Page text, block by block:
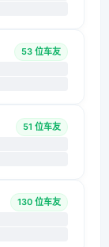
53 位车友
51 位车友
130 位车友